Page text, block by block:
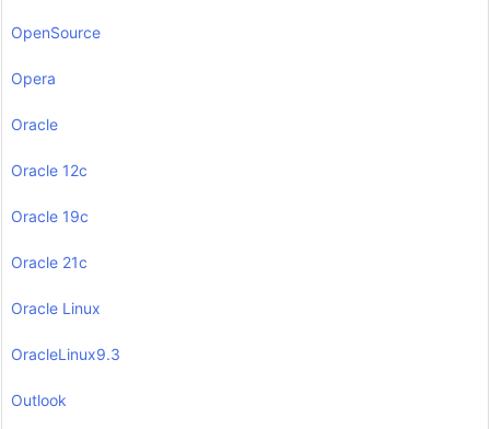
OpenSource
Opera
Oracle
Oracle 12c
Oracle 19c
Oracle 21c
Oracle Linux
OracleLinux9.3
Outlook